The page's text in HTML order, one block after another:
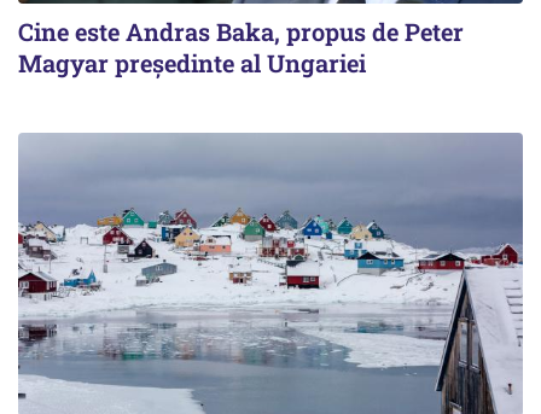
Cine este Andras Baka, propus de Peter
Magyar președinte al Ungariei